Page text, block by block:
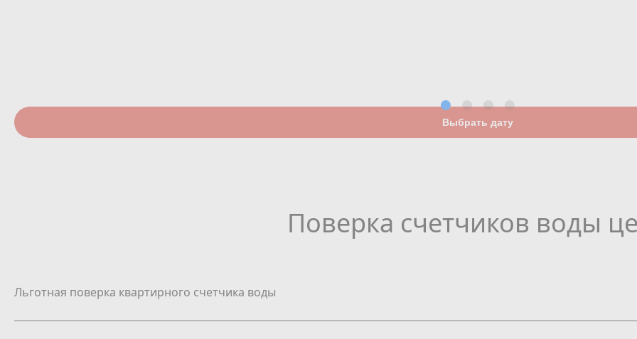
Выбрать дату
Поверка счетчиков воды
Льготная поверка квартирного счетчика воды